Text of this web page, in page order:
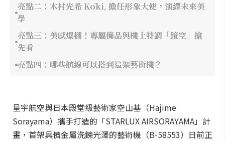
亮點二：木村光希 Kōki, 擔任形象大使，演繹未來美
學
亮點三：美感爆棚！專屬備品與機上特調「鏡空」搶
先看
亮點四：哪些航線可以搭到這架藝術機？
星宇航空與日本殿堂級藝術家空山基（Hajime
Sorayama）攜手打造的「STARLUX AIRSORAYAMA」計
畫，首架具備金屬洗鍊光澤的藝術機（B-58553）日前正